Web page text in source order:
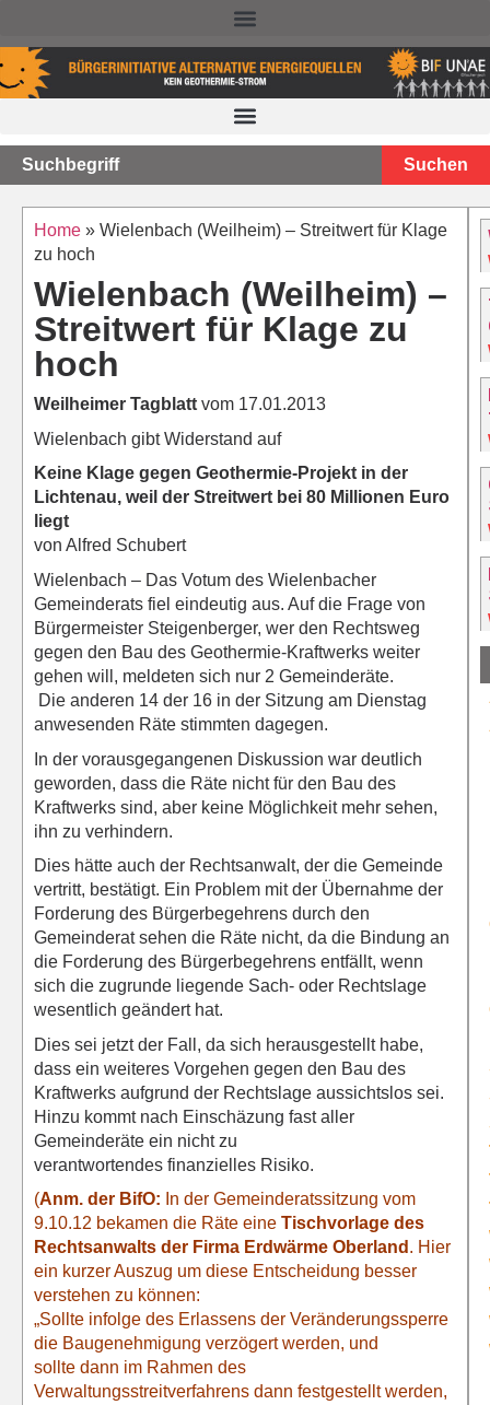
Suchen
Home » Wielenbach (Weilheim) – Streitwert für Klage
zu hoch
Wielenbach (Weilheim) –
Streitwert für Klage zu
hoch
Weilheimer Tagblatt vom 17.01.2013
Wielenbach gibt Widerstand auf
Keine Klage gegen Geothermie-Projekt in der
Lichtenau, weil der Streitwert bei 80 Millionen Euro
liegt
von Alfred Schubert
Wielenbach – Das Votum des Wielenbacher
Gemeinderats fiel eindeutig aus. Auf die Frage von
Bürgermeister Steigenberger, wer den Rechtsweg
gegen den Bau des Geothermie-Kraftwerks weiter
gehen will, meldeten sich nur 2 Gemeinderäte.
Die anderen 14 der 16 in der Sitzung am Dienstag
anwesenden Räte stimmten dagegen.
In der vorausgegangenen Diskussion war deutlich
geworden, dass die Räte nicht für den Bau des
Kraftwerks sind, aber keine Möglichkeit mehr sehen,
ihn zu verhindern.
Dies hätte auch der Rechtsanwalt, der die Gemeinde
vertritt, bestätigt. Ein Problem mit der Übernahme der
Forderung des Bürgerbegehrens durch den
Gemeinderat sehen die Räte nicht, da die Bindung an
die Forderung des Bürgerbegehrens entfällt, wenn
sich die zugrunde liegende Sach- oder Rechtslage
wesentlich geändert hat.
Dies sei jetzt der Fall, da sich herausgestellt habe,
dass ein weiteres Vorgehen gegen den Bau des
Kraftwerks aufgrund der Rechtslage aussichtslos sei.
Hinzu kommt nach Einschäzung fast aller
Gemeinderäte ein nicht zu
verantwortendes finanzielles Risiko.
(Anm. der BifO: In der Gemeinderatssitzung vom
9.10.12 bekamen die Räte eine Tischvorlage des
Rechtsanwalts der Firma Erdwärme Oberland . Hier
ein kurzer Auszug um diese Entscheidung besser
verstehen zu können:
„Sollte infolge des Erlassens der Veränderungssperre
die Baugenehmigung verzögert werden, und
sollte dann im Rahmen des
Verwaltungsstreitverfahrens dann festgestellt werden,